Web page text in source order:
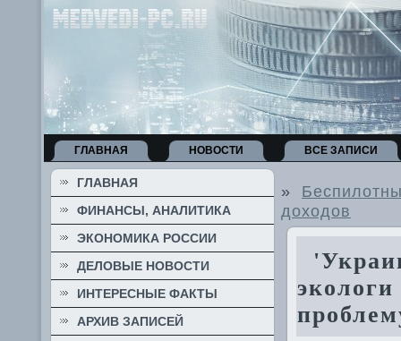
ГЛАВНАЯ НОВОСТИ ВСЕ ЗАПИСИ
ГЛАВНАЯ
ФИНАНСЫ, АНАЛИТИКА
ЭКОНОМИКА РОССИИ
ДЕЛОВЫЕ НОВОСТИ
ИНТЕРЕСНЫЕ ФАКТЫ
АРХИВ ЗАПИСЕЙ
»
доходов